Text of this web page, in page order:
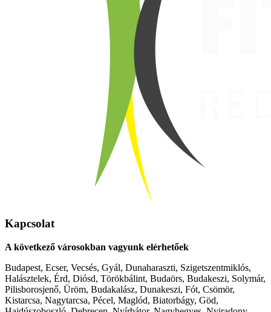
Kapcsolat
A következő városokban vagyunk elérhetőek
Budapest, Ecser, Vecsés, Gyál, Dunaharaszti, Szigetszentmiklós,
Halásztelek, Érd, Diósd, Törökbálint, Budaörs, Budakeszi, Solymár,
Pilisborosjenő, Üröm, Budakalász, Dunakeszi, Fót, Csömör,
Kistarcsa, Nagytarcsa, Pécel, Maglód, Biatorbágy, Göd,